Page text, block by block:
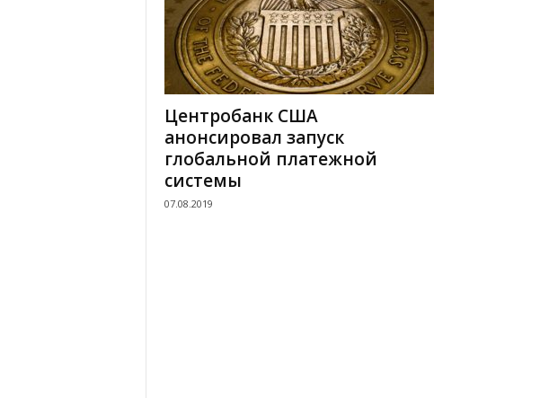
Центробанк США
анонсировал запуск
глобальной платежной
системы
07.08.2019